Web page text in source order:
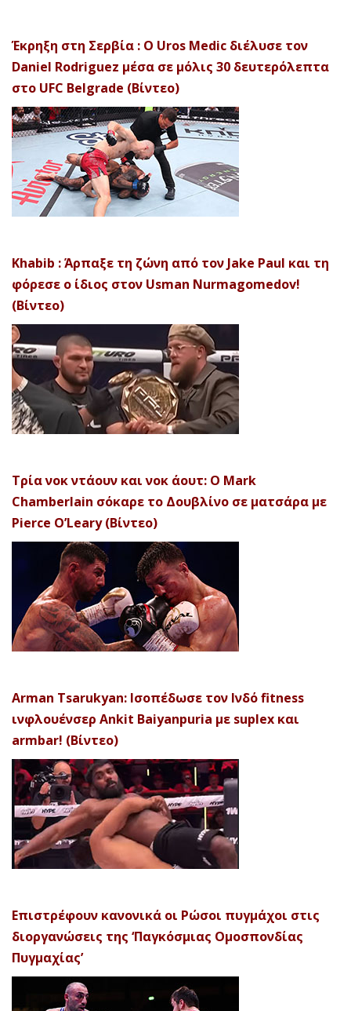
Έκρηξη στη Σερβία : Ο Uros Medic διέλυσε τον
Daniel Rodriguez μέσα σε μόλις 30 δευτερόλεπτα
στο UFC Belgrade (Βίντεο)
Khabib : Άρπαξε τη ζώνη από τον Jake Paul και τη
φόρεσε ο ίδιος στον Usman Nurmagomedov!
(Βίντεο)
Τρία νοκ ντάουν και νοκ άουτ: Ο Mark
Chamberlain σόκαρε το Δουβλίνο σε ματσάρα με
Pierce O’Leary (Βίντεο)
Arman Tsarukyan: Ισοπέδωσε τον Ινδό fitness
ινφλουένσερ Ankit Baiyanpuria με suplex και
armbar! (Βίντεο)
Επιστρέφουν κανονικά οι Ρώσοι πυγμάχοι στις
διοργανώσεις της ‘Παγκόσμιας Ομοσπονδίας
Πυγμαχίας’